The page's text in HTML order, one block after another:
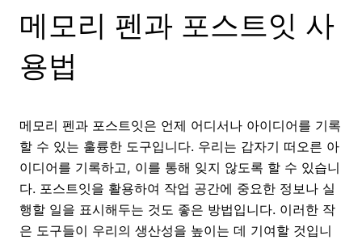
메모리 펜과 포스트잇 사
용법
메모리 펜과 포스트잇은 언제 어디서나 아이디어를 기록
할 수 있는 훌륭한 도구입니다. 우리는 갑자기 떠오른 아
이디어를 기록하고, 이를 통해 잊지 않도록 할 수 있습니
다. 포스트잇을 활용하여 작업 공간에 중요한 정보나 실
행할 일을 표시해두는 것도 좋은 방법입니다. 이러한 작
은 도구들이 우리의 생산성을 높이는 데 기여할 것입니